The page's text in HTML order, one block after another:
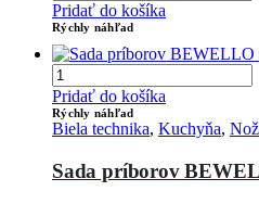
Pridať do košíka
Rýchly náhľad
Pridať do košíka
Rýchly náhľad
Biela technika, Kuchyňa,
Sada príborov